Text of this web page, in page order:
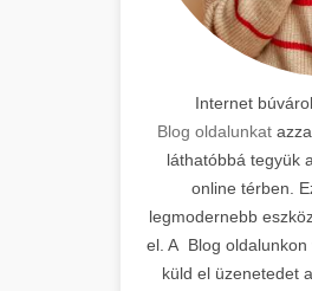
Internet
Blog oldalunkat
láthatóbbá tegyük
online térben.
legmodernebb
el. A Blog oldalunkon
küld el üzenetedet